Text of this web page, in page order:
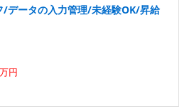
/データの入力管理/未経験OK/昇給
円